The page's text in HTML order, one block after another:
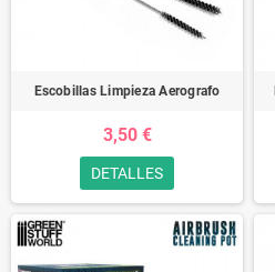
Escobillas Limpieza Aerografo
3,50 €
DETALLES